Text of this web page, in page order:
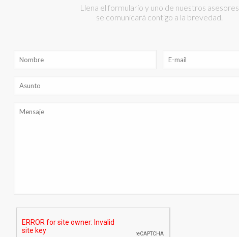
Llena el formulario y uno de nuestros asesores
se comunicará contigo a la brevedad.